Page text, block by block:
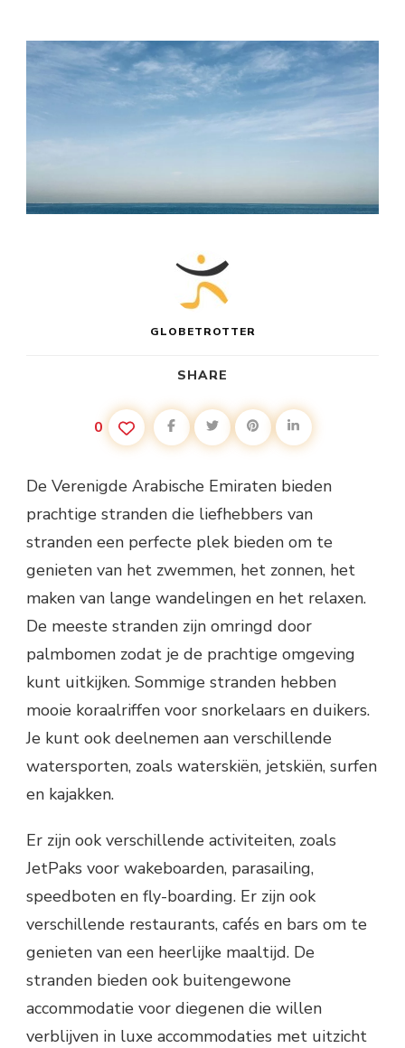
GLOBETROTTER
SHARE
0
De Verenigde Arabische Emiraten bieden
prachtige stranden die liefhebbers van
stranden een perfecte plek bieden om te
genieten van het zwemmen, het zonnen, het
maken van lange wandelingen en het relaxen.
De meeste stranden zijn omringd door
palmbomen zodat je de prachtige omgeving
kunt uitkijken. Sommige stranden hebben
mooie koraalriffen voor snorkelaars en duikers.
Je kunt ook deelnemen aan verschillende
watersporten, zoals waterskiën, jetskiën, surfen
en kajakken.
Er zijn ook verschillende activiteiten, zoals
JetPaks voor wakeboarden, parasailing,
speedboten en fly-boarding. Er zijn ook
verschillende restaurants, cafés en bars om te
genieten van een heerlijke maaltijd. De
stranden bieden ook buitengewone
accommodatie voor diegenen die willen
verblijven in luxe accommodaties met uitzicht